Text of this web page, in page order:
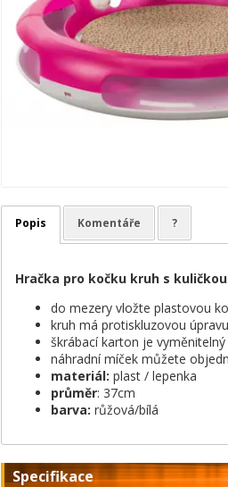
Popis Komentáře ?
Hračka pro kočku kruh s
do mezery vložte plastovou
kruh má protiskluzovou
škrábací karton je
náhradní míček můžete
materiál: plast / lepenka
průměr: 37cm
barva: růžová/bílá
Specifikace